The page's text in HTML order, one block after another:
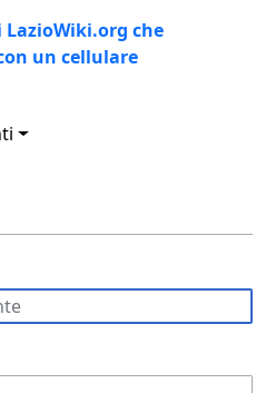
che
un cellulare